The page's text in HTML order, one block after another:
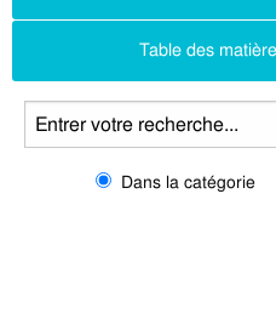
Table des
Dans la catégorie